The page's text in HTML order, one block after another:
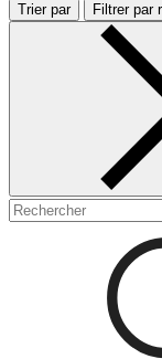
Trier par Filtrer par